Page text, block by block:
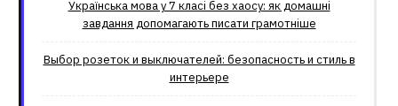
Українська мова у 7 класі без хаосу: як домашні
завдання допомагають писати грамотніше
Выбор розеток и выключателей: безопасность и стиль в
интерьере